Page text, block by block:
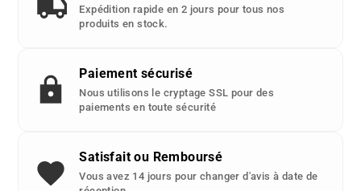
Expédition rapide en 2 jours pour tous nos
produits en stock.
Paiement sécurisé
Nous utilisons le cryptage SSL pour des
paiements en toute sécurité
Satisfait ou Remboursé
Vous avez 14 jours pour changer d'avis à date de